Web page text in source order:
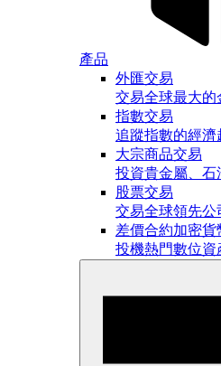
產品
外匯交易
交易全球最大的
指數交易
追蹤指數的經濟
大宗商品交易
投資貴金屬、石
股票交易
交易全球領先公
差價合約加密貨
投機熱門數位資